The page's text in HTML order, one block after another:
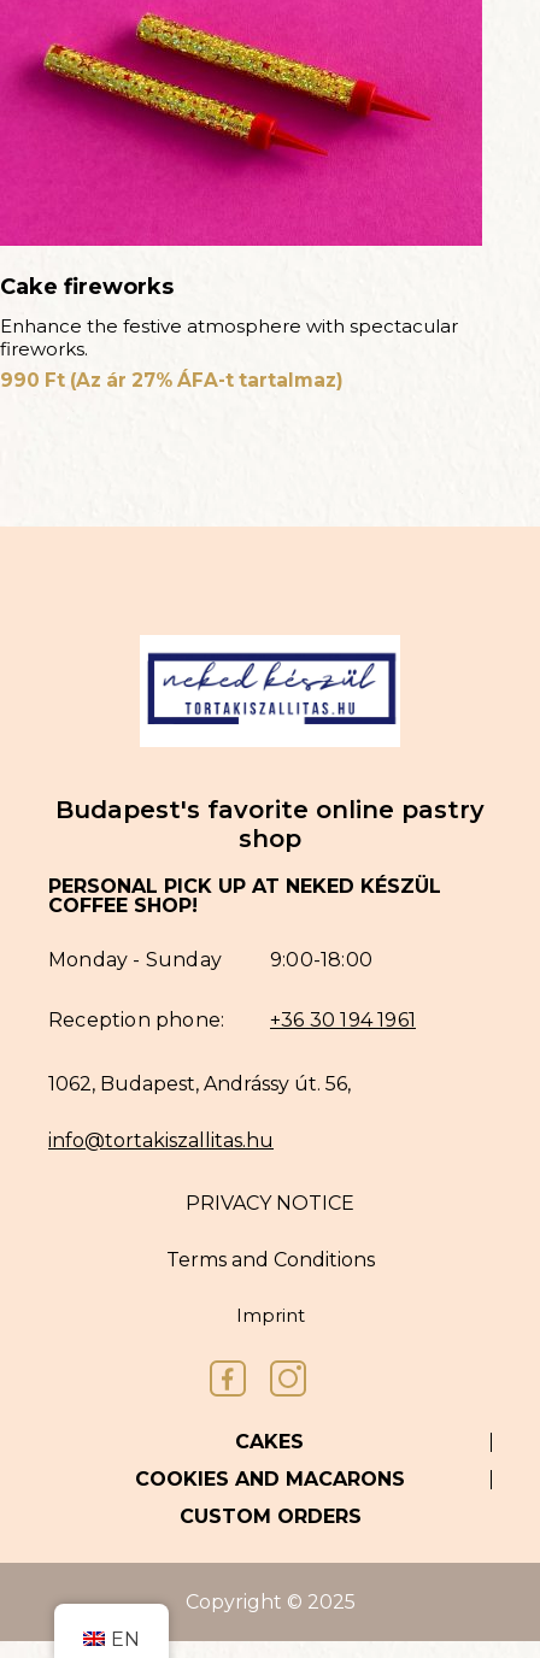
Cake fireworks
Enhance the festive atmosphere with spectacular
fireworks.
990 Ft (Az ár 27% ÁFA-t tartalmaz)
Budapest's favorite online pastry
shop
PERSONAL PICK UP AT NEKED KÉSZÜL
COFFEE SHOP!
Monday - Sunday 9:00-18:00
Reception phone: +36 30 194 1961
1062, Budapest, Andrássy út. 56,
info@tortakiszallitas.hu
PRIVACY NOTICE
Terms and Conditions
Imprint
CAKES
COOKIES AND MACARONS
CUSTOM ORDERS
Copyright © 2025
Item added to cart.
0 items -0 Ft
EN